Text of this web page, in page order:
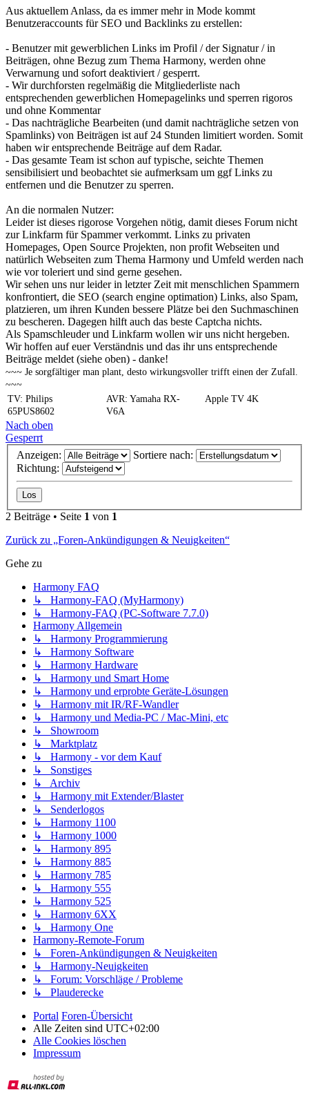
Aus aktuellem Anlass, da es immer mehr in Mode kommt
Benutzeraccounts für SEO und Backlinks zu erstellen:
- Benutzer mit gewerblichen Links im Profil / der Signatur / in
Beiträgen, ohne Bezug zum Thema Harmony, werden ohne
Verwarnung und sofort deaktiviert / gesperrt.
- Wir durchforsten regelmäßig die Mitgliederliste nach
entsprechenden gewerblichen Homepagelinks und sperren rigoros
und ohne Kommentar
- Das nachträgliche Bearbeiten (und damit nachträgliche setzen von
Spamlinks) von Beiträgen ist auf 24 Stunden limitiert worden. Somit
haben wir entsprechende Beiträge auf dem Radar.
- Das gesamte Team ist schon auf typische, seichte Themen
sensibilisiert und beobachtet sie aufmerksam um ggf Links zu
entfernen und die Benutzer zu sperren.
An die normalen Nutzer:
Leider ist dieses rigorose Vorgehen nötig, damit dieses Forum nicht
zur Linkfarm für Spammer verkommt. Links zu privaten
Homepages, Open Source Projekten, non profit Webseiten und
natürlich Webseiten zum Thema Harmony und Umfeld werden nach
wie vor toleriert und sind gerne gesehen.
Wir sehen uns nur leider in letzter Zeit mit menschlichen Spammern
konfrontiert, die SEO (search engine optimation) Links, also Spam,
platzieren, um ihren Kunden bessere Plätze bei den Suchmaschinen
zu bescheren. Dagegen hilft auch das beste Captcha nichts.
Als Spamschleuder und Linkfarm wollen wir uns nicht hergeben.
Wir hoffen auf euer Verständnis und das ihr uns entsprechende
Beiträge meldet (siehe oben) - danke!
~~~ Je sorgfältiger man plant, desto wirkungsvoller trifft einen der Zufall.
~~~
TV: Philips
65PUS8602
AVR: Yamaha RX-
V6A
Apple TV 4K
Nach oben
Gesperrt
Anzeigen:
Sortiere nach:
Richtung:
2 Beiträge • Seite 1 von 1
Zurück zu „Foren-Ankündigungen & Neuigkeiten“
Gehe zu
Harmony FAQ
↳ Harmony-FAQ (MyHarmony)
↳ Harmony-FAQ (PC-Software 7.7.0)
Harmony Allgemein
↳ Harmony Programmierung
↳ Harmony Software
↳ Harmony Hardware
↳ Harmony und Smart Home
↳ Harmony und erprobte Geräte-Lösungen
↳ Harmony mit IR/RF-Wandler
↳ Harmony und Media-PC / Mac-Mini, etc
↳ Showroom
↳ Marktplatz
↳ Harmony - vor dem Kauf
↳ Sonstiges
↳ Archiv
↳ Harmony mit Extender/Blaster
↳ Senderlogos
↳ Harmony 1100
↳ Harmony 1000
↳ Harmony 895
↳ Harmony 885
↳ Harmony 785
↳ Harmony 555
↳ Harmony 525
↳ Harmony 6XX
↳ Harmony One
Harmony-Remote-Forum
↳ Foren-Ankündigungen & Neuigkeiten
↳ Harmony-Neuigkeiten
↳ Forum: Vorschläge / Probleme
↳ Plauderecke
Portal Foren-Übersicht
Alle Zeiten sind UTC+02:00
Alle Cookies löschen
Impressum